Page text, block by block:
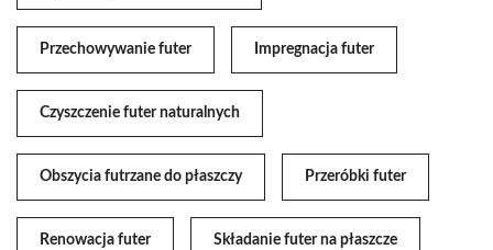
Przechowywanie futer Impregnacja futer
Czyszczenie futer naturalnych
Obszycia futrzane do płaszczy Przeróbki futer
Renowacja futer Składanie futer na płaszcze